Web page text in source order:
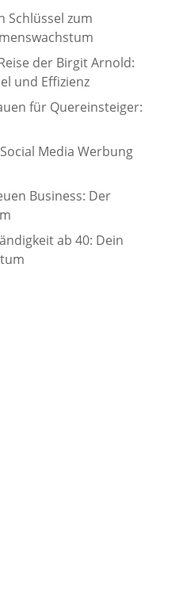
Schlüssel zum
der Birgit Arnold:
und Effizienz
für Quereinsteiger:
Media Werbung
Business: Der
ab 40: Dein